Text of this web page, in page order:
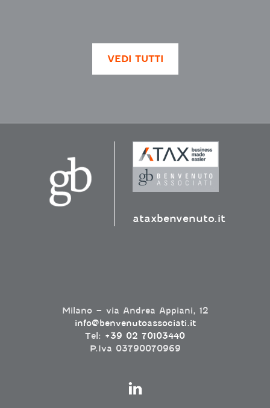
VEDI TUTTI
ataxbenvenuto.it
Milano – via Andrea Appiani, 12
info@benvenutoassociati.it
Tel: +39 02 70103440
P.Iva 03790070969